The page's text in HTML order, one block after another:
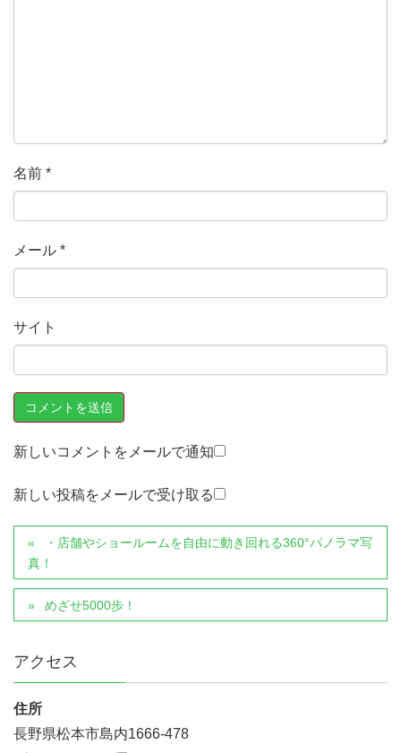
名前 *
メール *
サイト
新しいコメントをメールで通知
新しい投稿をメールで受け取る
・店舗やショールームを自由に動き回れる360°パノラマ写
真！
めざせ5000歩！
アクセス
住所
長野県松本市島内1666-478